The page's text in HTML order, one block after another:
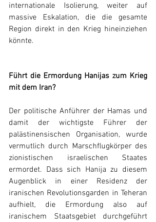
internationale Isolierung, weiter auf
massive Eskalation, die die gesamte
Region direkt in den Krieg hineinziehen
könnte.
Führt die Ermordung Hanijas zum Krieg
mit dem Iran?
Der politische Anführer der Hamas und
damit der wichtigste Führer der
palästinensischen Organisation, wurde
vermutlich durch Marschflugkörper des
zionistischen israelischen Staates
ermordet. Dass sich Hanija zu diesem
Augenblick in einer Residenz der
iranischen Revolutionsgarden in Teheran
aufhielt, die Ermordung also auf
iranischem Staatsgebiet durchgeführt